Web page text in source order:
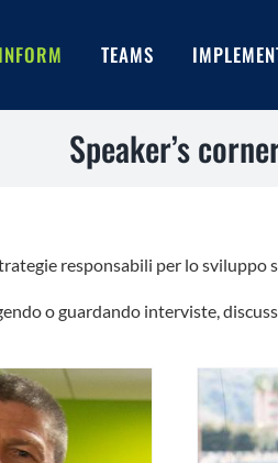
INFORM TEAMS
Speaker’s
responsabili per lo
o guardando interviste,